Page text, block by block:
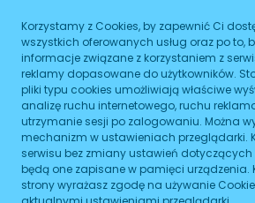
Sobota
Niedziela
Informacje o sprawach jakie
tym budynku
Korzystamy z Cookies, by zapewnić Ci
wszystkich oferowanych usług oraz po to,
informacje związane z korzystaniem z
reklamy dopasowane do użytkowników.
pliki typu cookies umożliwiają właściwe
analizę ruchu internetowego, ruchu
utrzymanie sesji po zalogowaniu. Można
mechanizm w ustawieniach przeglądarki.
serwisu bez zmiany ustawień dotyczących
będą one zapisane w pamięci urządzenia.
strony wyrażasz zgodę na używanie